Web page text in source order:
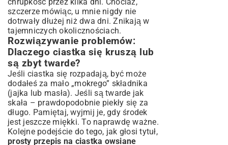
szczerze mówiąc, u mnie nigdy nie
dotrwały dłużej niż dwa dni. Znikają w
tajemniczych okolicznościach.
Rozwiązywanie problemów:
Dlaczego ciastka się kruszą lub
są zbyt twarde?
Jeśli ciastka się rozpadają, być może
dodałeś za mało „mokrego” składnika
(jajka lub masła). Jeśli są twarde jak
skała – prawdopodobnie piekły się za
długo. Pamiętaj, wyjmij je, gdy środek
jest jeszcze miękki. To naprawdę ważne.
Kolejne podejście do tego, jak głosi tytuł,
prosty przepis na ciastka owsiane